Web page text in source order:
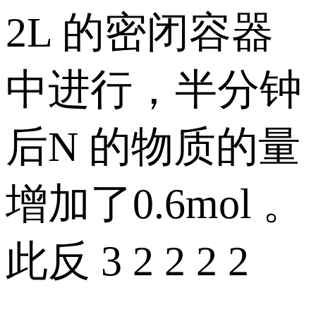
2L 的密闭容器
中进行，半分钟
后N 的物质的量
增加了0.6mol 。
此反 3 2 2 2 2